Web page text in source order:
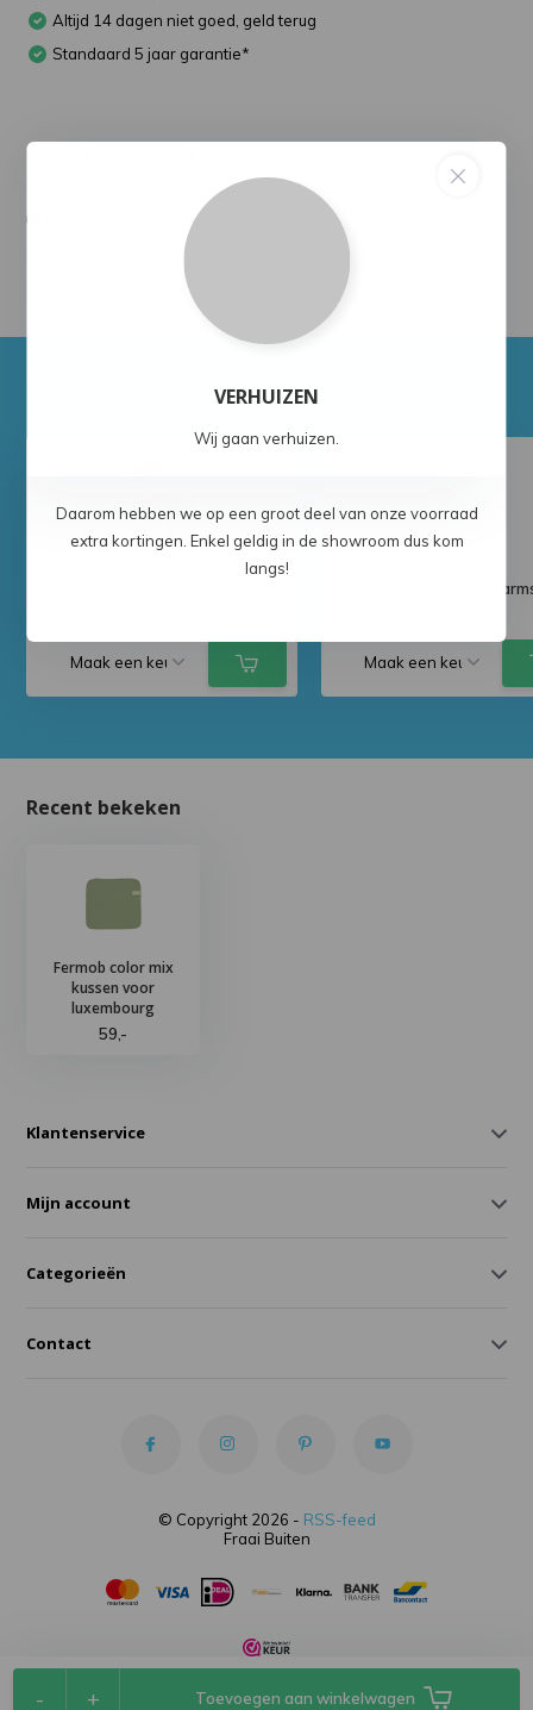
+
- Toevoegen aan winkelwagen
Altijd 14 dagen niet goed, geld terug
Standaard 5 jaar garantie*
Productomschrijving
Fermob Luxembourg
Recent bekeken
Fermob color mix
kussen voor
luxembourg
59,-
Klantenservice
Mijn account
Categorieën
Contact
© Copyright 2026 - RSS-feed
Fraai Buiten
VERHUIZEN
Wij gaan verhuizen.
Daarom hebben we op een groot deel van onze voorraad
extra kortingen. Enkel geldig in de showroom dus kom
langs!